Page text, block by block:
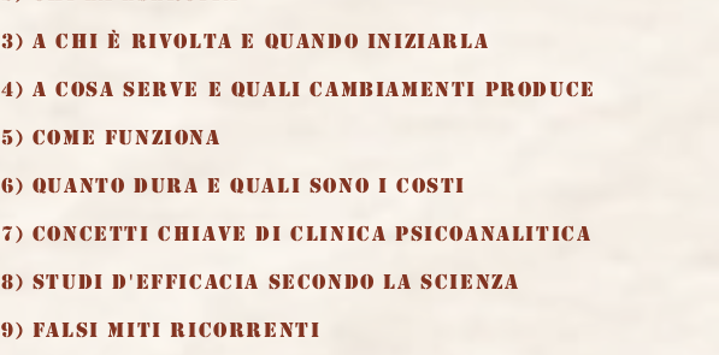
3) A chi è rivolta e quando iniziarla
4) A cosa serve e quali cambiamenti produce
5) Come funziona
6) Quanto dura e quali sono i costi
7) Concetti chiave di clinica psicoanalitica
8) Studi d'efficacia secondo la scienza
9) Falsi miti ricorrenti